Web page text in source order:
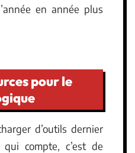
en année plus
pour le
d’outils dernier
compte, c’est de